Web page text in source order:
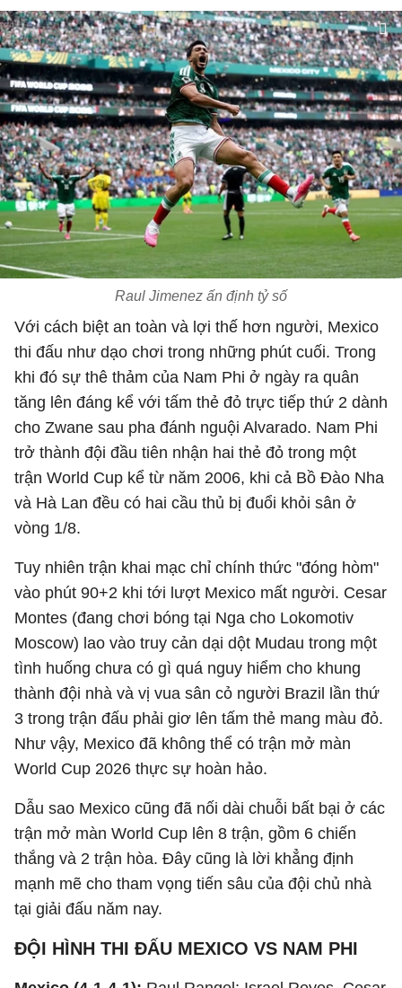
Raul Jimenez ấn định tỷ số
Với cách biệt an toàn và lợi thế hơn người, Mexico
thi đấu như dạo chơi trong những phút cuối. Trong
khi đó sự thê thảm của Nam Phi ở ngày ra quân
tăng lên đáng kể với tấm thẻ đỏ trực tiếp thứ 2 dành
cho Zwane sau pha đánh nguội Alvarado. Nam Phi
trở thành đội đầu tiên nhận hai thẻ đỏ trong một
trận World Cup kể từ năm 2006, khi cả Bồ Đào Nha
và Hà Lan đều có hai cầu thủ bị đuổi khỏi sân ở
vòng 1/8.
Tuy nhiên trận khai mạc chỉ chính thức "đóng hòm"
vào phút 90+2 khi tới lượt Mexico mất người. Cesar
Montes (đang chơi bóng tại Nga cho Lokomotiv
Moscow) lao vào truy cản dại dột Mudau trong một
tình huống chưa có gì quá nguy hiểm cho khung
thành đội nhà và vị vua sân cỏ người Brazil lần thứ
3 trong trận đấu phải giơ lên tấm thẻ mang màu đỏ.
Như vậy, Mexico đã không thể có trận mở màn
World Cup 2026 thực sự hoàn hảo.
Dẫu sao Mexico cũng đã nối dài chuỗi bất bại ở các
trận mở màn World Cup lên 8 trận, gồm 6 chiến
thắng và 2 trận hòa. Đây cũng là lời khẳng định
mạnh mẽ cho tham vọng tiến sâu của đội chủ nhà
tại giải đấu năm nay.
ĐỘI HÌNH THI ĐẤU MEXICO VS NAM PHI